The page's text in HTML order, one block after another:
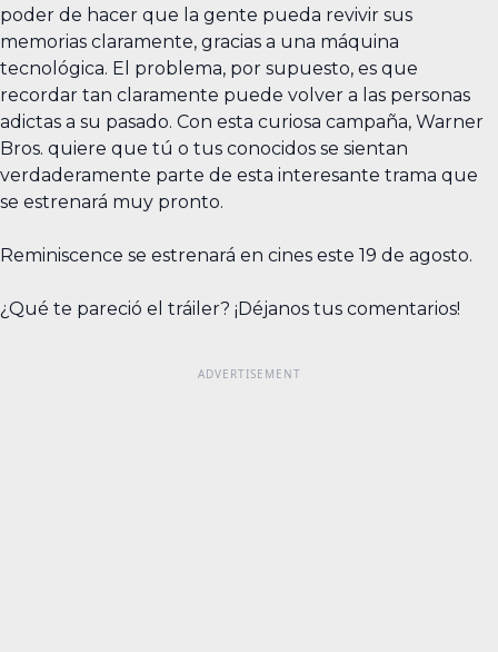
poder de hacer que la gente pueda revivir sus
memorias claramente, gracias a una máquina
tecnológica. El problema, por supuesto, es que
recordar tan claramente puede volver a las personas
adictas a su pasado. Con esta curiosa campaña, Warner
Bros. quiere que tú o tus conocidos se sientan
verdaderamente parte de esta interesante trama que
se estrenará muy pronto.
Reminiscence se estrenará en cines este 19 de agosto.
¿Qué te pareció el tráiler? ¡Déjanos tus comentarios!